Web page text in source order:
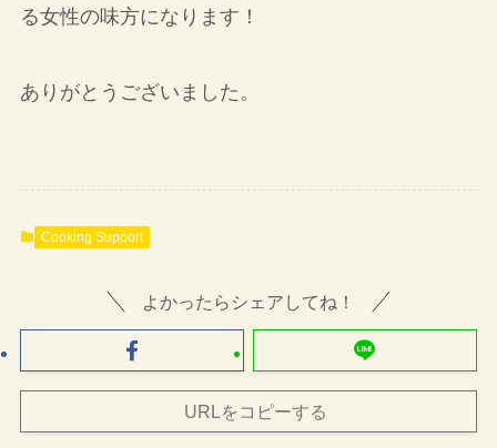
る女性の味方になります！
ありがとうございました。
Cooking Support
よかったらシェアしてね！
URLをコピーする